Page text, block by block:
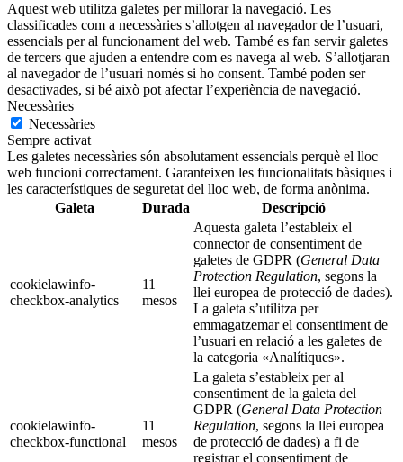
Aquest web utilitza galetes per millorar la navegació. Les
classificades com a necessàries s’allotgen al navegador de l’usuari,
essencials per al funcionament del web. També es fan servir galetes
de tercers que ajuden a entendre com es navega al web. S’allotjaran
al navegador de l’usuari només si ho consent. També poden ser
desactivades, si bé això pot afectar l’experiència de navegació.
Necessàries
Necessàries
Sempre activat
Les galetes necessàries són absolutament essencials perquè el lloc
web funcioni correctament. Garanteixen les funcionalitats bàsiques i
les característiques de seguretat del lloc web, de forma anònima.
Galeta
Durada Descripció
cookielawinfo-
checkbox-analytics
11
mesos
Aquesta galeta l’estableix el
connector de consentiment de
galetes de GDPR (General Data
Protection Regulation, segons la
llei europea de protecció de dades).
La galeta s’utilitza per
emmagatzemar el consentiment de
l’usuari en relació a les galetes de
la categoria «Analítiques».
cookielawinfo-
checkbox-functional
11
mesos
La galeta s’estableix per al
consentiment de la galeta del
GDPR (General Data Protection
Regulation, segons la llei europea
de protecció de dades) a fi de
registrar el consentiment de